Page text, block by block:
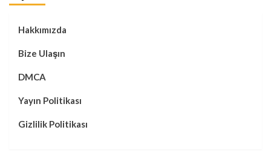
Hakkımızda
Bize Ulaşın
DMCA
Yayın Politikası
Gizlilik Politikası